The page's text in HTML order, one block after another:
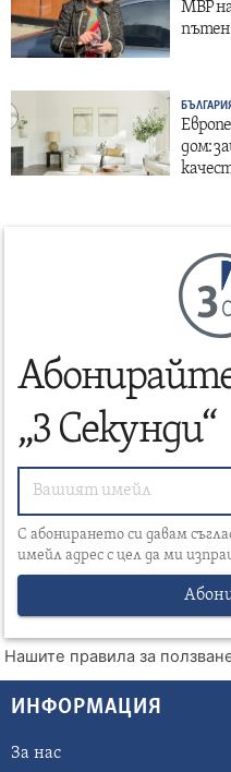
МВР
пътен
дом:
Абонирайте
„3 Секунди“
С абонирането си давам
имейл адрес с цел да ми
Нашите правила за
ИНФОРМАЦИЯ
За нас